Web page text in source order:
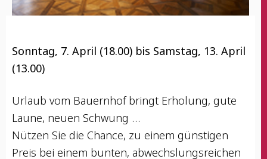
Sonn­tag, 7. April (18.00) bis Sams­tag, 13. April
(13.00)
Urlaub vom Bau­ern­hof bringt Erho­lung, gute
Lau­ne, neu­en Schwung …
Nüt­zen Sie die Chan­ce, zu einem güns­ti­gen
Preis bei einem bun­ten, abwechs­lungs­rei­chen